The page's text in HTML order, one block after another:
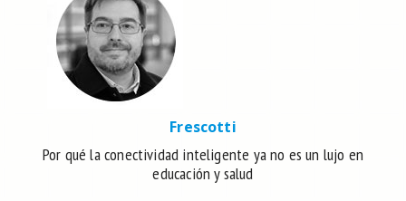
Frescotti
Por qué la conectividad inteligente ya no es un lujo en
educación y salud